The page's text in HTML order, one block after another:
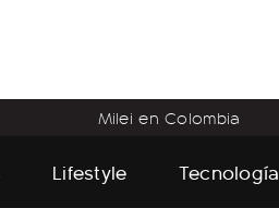
Milei en Colombia
Lifestyle Tecnología